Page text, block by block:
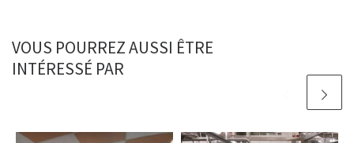
VOUS POURREZ AUSSI ÊTRE
INTÉRESSÉ PAR